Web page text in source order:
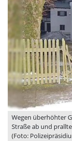
Wegen überhöhter
Straße ab und
(Foto: